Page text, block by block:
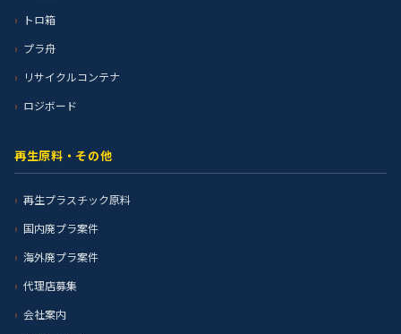
トロ箱
プラ舟
リサイクルコンテナ
ロジボード
再生原料・その他
再生プラスチック原料
国内廃プラ案件
海外廃プラ案件
代理店募集
会社案内